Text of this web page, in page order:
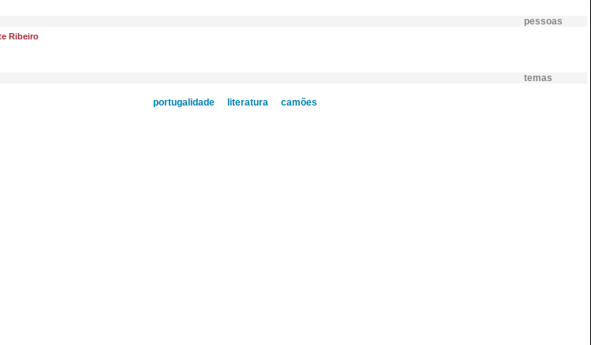
pessoas
Ribeiro
temas
portugalidade literatura camões